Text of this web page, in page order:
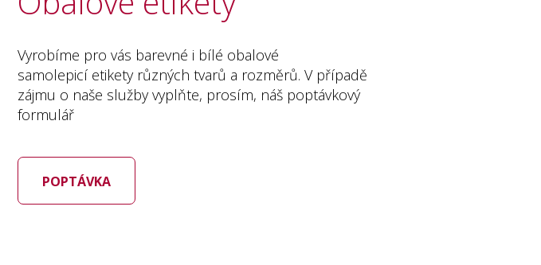
Vyrobíme pro vás barevné i bílé obalové
samolepicí etikety různých tvarů a rozměrů. V případě
zájmu o naše služby vyplňte, prosím, náš poptávkový
formulář
POPTÁVKA